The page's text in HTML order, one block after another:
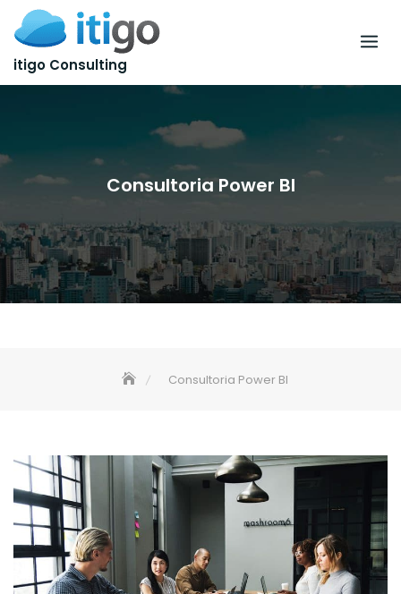
itigo Consulting
Consultoria Power BI
Consultoria Power BI